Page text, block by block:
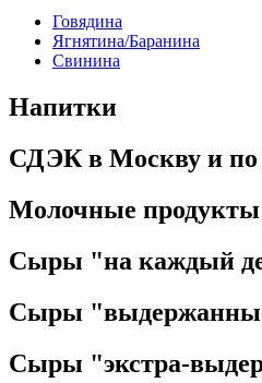
Говядина
Ягнятина/Баранина
Свинина
Напитки
СДЭК в Москву и
Молочные продукты
Сыры "на каждый
Сыры
Сыры "экстра-